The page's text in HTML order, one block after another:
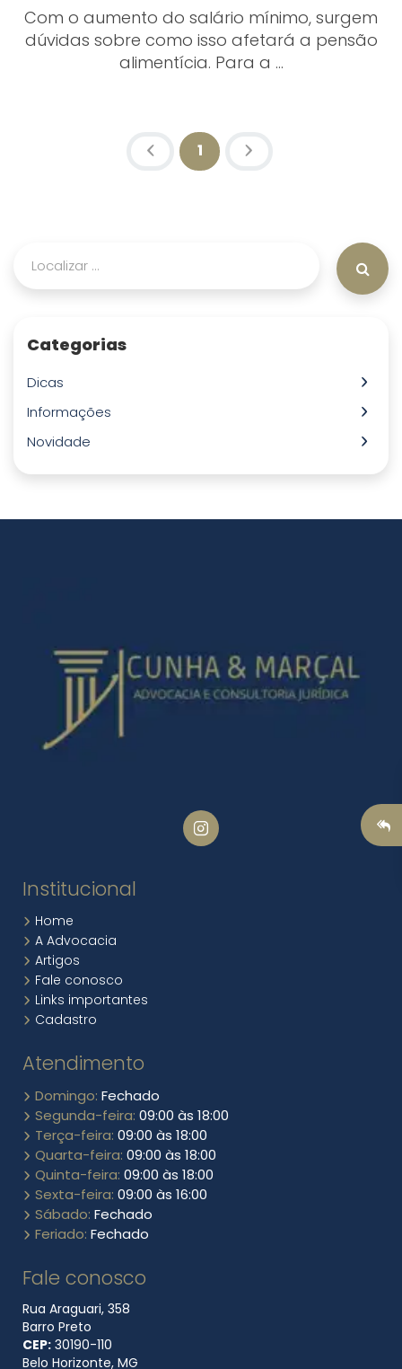
Com o aumento do salário mínimo, surgem
dúvidas sobre como isso afetará a pensão
alimentícia. Para a ...
1 (atual)
Categorias
Dicas
Informações
Novidade
Institucional
Home
A Advocacia
Artigos
Fale conosco
Links importantes
Cadastro
Atendimento
Domingo: Fechado
Segunda-feira: 09:00 às 18:00
Terça-feira: 09:00 às 18:00
Quarta-feira: 09:00 às 18:00
Quinta-feira: 09:00 às 18:00
Sexta-feira: 09:00 às 16:00
Sábado: Fechado
Feriado: Fechado
Fale conosco
Rua Araguari, 358
Barro Preto
CEP: 30190​-110
Belo Horizonte, MG